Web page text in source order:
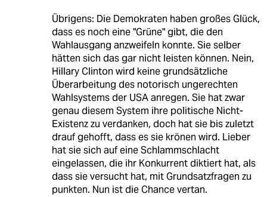
Übrigens: Die Demokraten haben großes Glück,
dass es noch eine "Grüne" gibt, die den
Wahlausgang anzweifeln konnte. Sie selber
hätten sich das gar nicht leisten können. Nein,
Hillary Clinton wird keine grundsätzliche
Überarbeitung des notorisch ungerechten
Wahlsystems der USA anregen. Sie hat zwar
genau diesem System ihre politische Nicht-
Existenz zu verdanken, doch hat sie bis zuletzt
drauf gehofft, dass es sie krönen wird. Lieber
hat sie sich auf eine Schlammschlacht
eingelassen, die ihr Konkurrent diktiert hat, als
dass sie versucht hat, mit Grundsatzfragen zu
punkten. Nun ist die Chance vertan.